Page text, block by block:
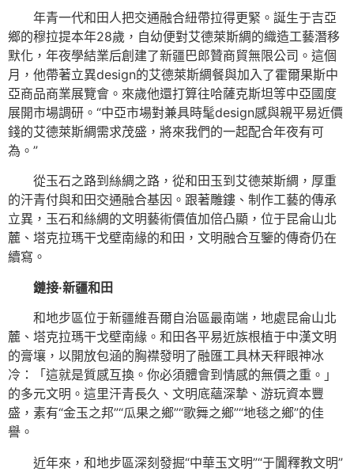
年青一代和田人把交通融合紐帶拉得更緊。誕生于吉亞
鄉的穆拉提本年28歲，自幼便對艾德萊斯綢的織造工藝潛移
默化，年夜學結業后創建了新疆巴郎贊商貿無限公司。這個
月，他帶著立異design的艾德萊斯綢餐與加入了霍爾果斯中
亞商品商業展覽會。來歲他還打算往哈薩克斯坦等中亞國度
展開市場調研。“中亞市場對兼具時髦design感與親平易近價
錢的艾德萊斯綢需求茂盛，將來我們的一起配合年夜有可
為。”
從玉石之路到絲綢之路，從和田玉到艾德萊斯綢，厚重
的汗青付與和田交通融合基因。跟著雕鏤、制作工藝的傳承
立異，玉石和絲綢的文明藝術價值加倍凸顯，位于昆侖山北
麓、塔克拉瑪干戈壁南緣的和田，文明融合互鑒的傳奇仍在
續寫。
鏈接·新疆和田
和地步區位于新疆維吾爾自治區最南端，地處昆侖山北
麓、塔克拉瑪干戈壁南緣。和田各平易近族根植于中漢文明
的膏壤，以開放包涵的胸襟發明了融匯工具林天秤眼神冰
冷：「這就是質感互換。你必須體會到情感的無價之重。」
的多元文明。這里汗青長久、文明底蘊深摯、游玩資本豐
盛，素有“金玉之邦”“瓜果之鄉”“歌舞之鄉”“地毯之鄉”的佳
譽。
近年來，和地步區深刻發掘“中華玉文明”“于闐釋教文明”